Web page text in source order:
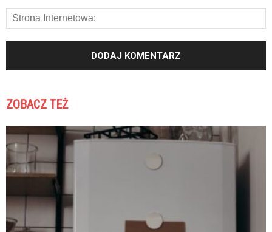
ZOBACZ TEŻ